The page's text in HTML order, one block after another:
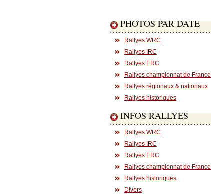
PHOTOS PAR DATE
Rallyes WRC
Rallyes IRC
Rallyes ERC
Rallyes championnat de France
Rallyes régionaux & nationaux
Rallyes historiques
INFOS RALLYES
Rallyes WRC
Rallyes IRC
Rallyes ERC
Rallyes championnat de France
Rallyes historiques
Divers